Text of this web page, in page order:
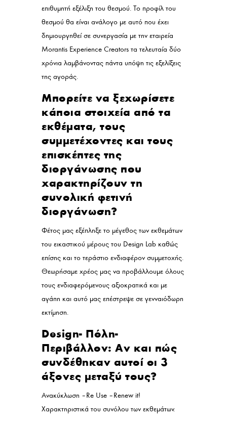
επιθυμητή εξέλιξη του θεσμού. Το προφίλ του
θεσμού θα είναι ανάλογο με αυτό που έχει
δημιουργηθεί σε συνεργασία με την εταιρεία
Morantis Experience Creators τα τελευταία δύο
χρόνια λαμβάνοντας πάντα υπόψη τις εξελίξεις
της αγοράς.
Μπορείτε να ξεχωρίσετε
κάποια στοιχεία από τα
εκθέματα, τους
συμμετέχοντες και τους
επισκέπτες της
διοργάνωσης που
χαρακτηρίζουν τη
συνολική φετινή
διοργάνωση?
Φέτος μας εξέπληξε το μέγεθος των εκθεμάτων
του εικαστικού μέρους του Design Lab καθώς
επίσης και το τεράστιο ενδιαφέρον συμμετοχής.
Θεωρήσαμε χρέος μας να προβάλλουμε όλους
τους ενδιαφερόμενους αξιοκρατικά και με
αγάπη και αυτό μας επέστρεψε σε γενναιόδωρη
εκτίμηση.
Design- Πόλη-
Περιβάλλον: Αν και πώς
συνδέθηκαν αυτοί οι 3
άξονες μεταξύ τους?
Ανακύκλωση – Re Use – Renew it!
Χαρακτηριστικά του συνόλου των εκθεμάτων.